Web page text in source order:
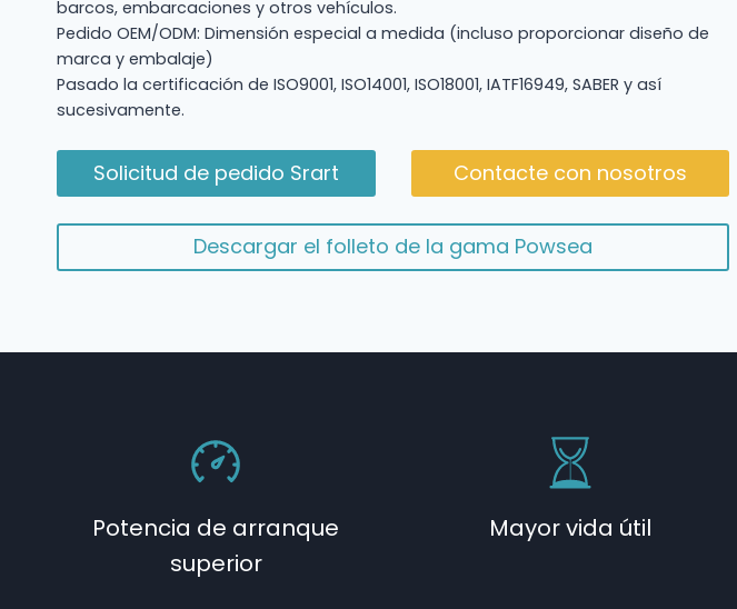
barcos, embarcaciones y otros vehículos.
Pedido OEM/ODM: Dimensión especial a medida (incluso proporcionar diseño de
marca y embalaje)
Pasado la certificación de ISO9001, ISO14001, ISO18001, IATF16949, SABER y así
sucesivamente.
Solicitud de pedido Srart Contacte con nosotros
Descargar el folleto de la gama Powsea
Potencia de arranque
superior
Mayor vida útil